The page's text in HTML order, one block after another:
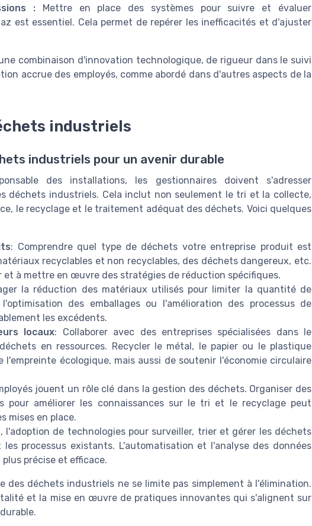
:Mettre en place des systèmes pour suivre et évaluer
est essentiel. Cela permet de repérer les inefficacités et d'ajuster
combinaison d'innovation technologique, de rigueur dans le suivi
accrue des employés, comme abordé dans d'autres aspects de la
industriels
industriels pour un avenir durable
des installations, les gestionnaires doivent s'adresser
déchets industriels. Cela inclut non seulement le tri et la collecte,
le recyclage et le traitement adéquat des déchets. Voici quelques
: Comprendre quel type de déchets votre entreprise produit est
recyclables et non recyclables, des déchets dangereux, etc.
et à mettre en œuvre des stratégies de réduction spécifiques.
la réduction des matériaux utilisés pour limiter la quantité de
des emballages ou l'amélioration des processus de
les excédents.
locaux: Collaborer avec des entreprises spécialisées dans le
en ressources. Recycler le métal, le papier ou le plastique
l'empreinte écologique, mais aussi de soutenir l'économie circulaire
jouent un rôle clé dans la gestion des déchets. Organiser des
pour améliorer les connaissances sur le tri et le recyclage peut
mises en place.
l'adoption de technologies pour surveiller, trier et gérer les déchets
les processus existants. L'automatisation et l'analyse des données
précise et efficace.
des déchets industriels ne se limite pas simplement à l'élimination.
et la mise en œuvre de pratiques innovantes qui s'alignent sur